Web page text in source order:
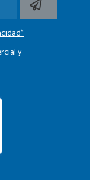
y